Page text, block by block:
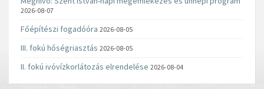
2026-08-07
Főépítészi fogadóóra 2026-08-05
III. fokú hőségriasztás 2026-08-05
II. fokú ivóvízkorlátozás elrendelése 2026-08-04